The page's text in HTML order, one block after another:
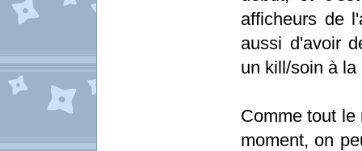
afficheurs de
aussi d'avoir
un kill/soin à
Comme tout
moment, on